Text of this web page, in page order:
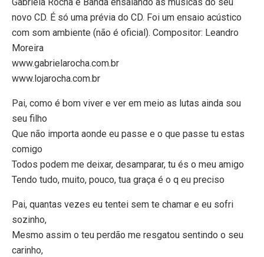
novo CD. É só uma prévia do CD. Foi um ensaio acústico
com som ambiente (não é oficial). Compositor: Leandro
Moreira
www.gabrielarocha.com.br
www.lojarocha.com.br
Pai, como é bom viver e ver em meio as lutas ainda sou
seu filho
Que não importa aonde eu passe e o que passe tu estas
comigo
Todos podem me deixar, desamparar, tu és o meu amigo
Tendo tudo, muito, pouco, tua graça é o q eu preciso
Pai, quantas vezes eu tentei sem te chamar e eu sofri
sozinho,
Mesmo assim o teu perdão me resgatou sentindo o seu
carinho,